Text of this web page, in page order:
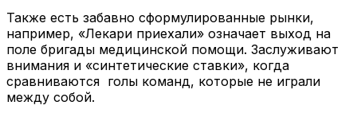
Также есть забавно сформулированные рынки,
например, «Лекари приехали» означает выход на
поле бригады медицинской помощи. Заслуживают
внимания и «синтетические ставки», когда
сравниваются голы команд, которые не играли
между собой.